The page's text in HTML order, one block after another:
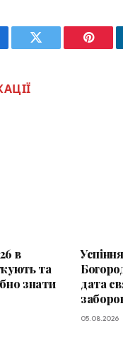
Twitter
в
та
знати
дата
05.08.2026